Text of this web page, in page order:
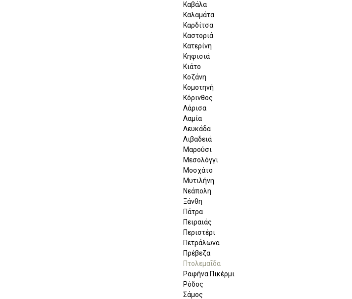
Καβάλα
Καλαμάτα
Καρδίτσα
Καστοριά
Κατερίνη
Κηφισιά
Κιάτο
Κοζάνη
Κομοτηνή
Κόρινθος
Λάρισα
Λαμία
Λευκάδα
Λιβαδειά
Μαρούσι
Μεσολόγγι
Μοσχάτο
Μυτιλήνη
Νεάπολη
Ξάνθη
Πάτρα
Πειραιάς
Περιστέρι
Πετράλωνα
Πρέβεζα
Πτολεμαΐδα
Ραφήνα Πικέρμι
Ρόδος
Σάμος